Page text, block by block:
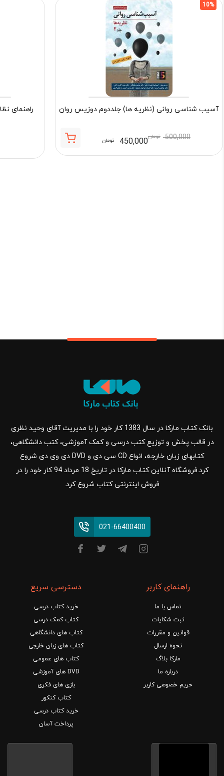
10%
آسیب شناسی روانی (نظریه ها) جلددوم دوزیس روان
500,000 تومان450,000 تومان
راهنمای
بانک کتاب مارکا در سال 1383 کار خود را با مدیریت آقای وحید نظری
در قالب پخش و توزیع کتب درسی و کمک آموزشی، کتب دانشگاهی،
کتابهای زبان خارجه، انواع CD سی دی و DVD دی وی دی شروع
کرد.فروشگاه آنلاین کتاب مارکا در تاریخ 18 مرداد 94 کار خود را در
فروش اینترنتی کتاب شروع کرد.
021-66400400
راهنمای کاربر
تماس با ما
ثبت شکایات
قوانین و مقررات
نحوه ارسال
مارکا بلاگ
درباره ما
حریم خصوصی کاربر
دسترسی سریع
خرید کتاب درسی
کتاب کمک درسی
کتاب های دانشگاهی
کتاب های زبان خارجی
کتاب های عمومی
DVD های آموزشی
بازی های فکری
کتاب کنکور
خرید کتاب درسی
پرداخت آسان